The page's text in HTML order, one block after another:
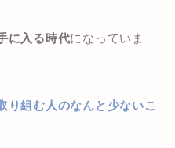
に入る時代になっていま
り組む人のなんと少ないこ